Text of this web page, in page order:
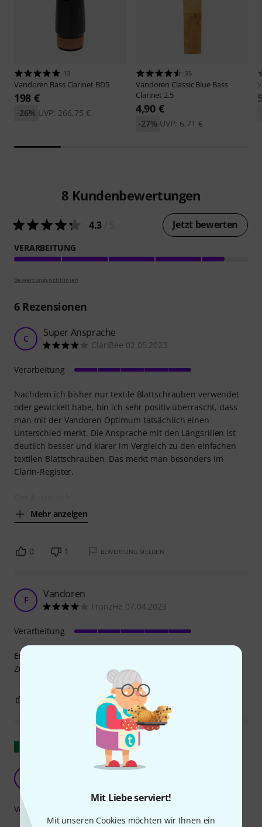
Mit Liebe serviert!
Mit unseren Cookies möchten wir Ihnen ein
13
Vandoren Bass Clarinet BD5
198 €
UVP: 266,75 €
-26%
35
Vandoren Classic Blue Bass
Clarinet 2.5
4,90 €
UVP: 6,71 €
-27%
8 Kundenbewertungen
4.3 Jetzt bewerten
VERARBEITUNG
Bewertungsrichtlinien
6Rezensionen
C Super Ansprache
ClariBee 02.05.2023
Nachdem ich bisher nur textile Blattschrauben verwendet
oder gewickelt habe, bin ich sehr positiv überrascht, dass
man mit der Vandoren Optimum tatsächlich einen
Unterschied merkt. Die Ansprache mit den Längsrillen ist
deutlich besser und klarer im Vergleich zu den einfachen
textilen Blattschrauben. Das merkt man besonders im
Clarin-Register.
Mehr anzeigen
Verarbeitung
0 1 BEWERTUNG MELDEN
F Vandoren
FranzHe 07.04.2023
Entspricht ganz den Erwartungen, nur das wechseln der
Zusatzplatten geht etwas schwer.
Verarbeitung
BEWERTUNG MELDEN
Original zeigen
Hervorragend, selbst wenn...
Verarbeitung